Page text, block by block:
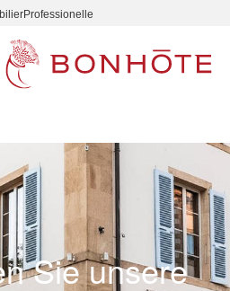
Professionelle
Navigation principale
Sie unsere